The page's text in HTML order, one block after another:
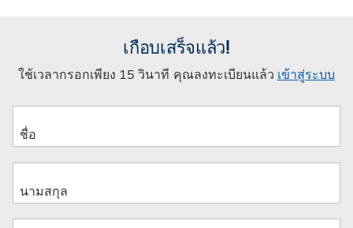
เกือบเสร็จแล้ว!
ใช้เวลากรอกเพียง 15 วินาที คุณลงทะเบียนแล้ว เข้าสู่ระบบ